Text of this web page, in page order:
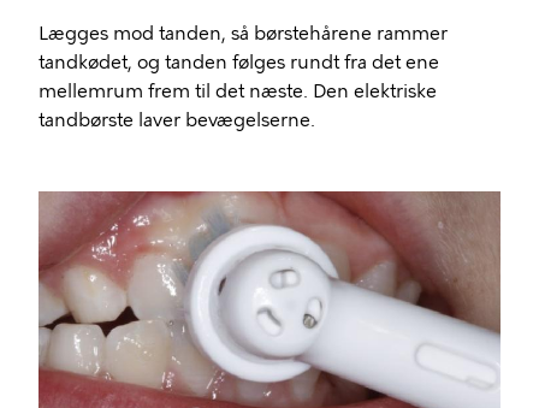
Lægges mod tanden, så børstehårene rammer
tandkødet, og tanden følges rundt fra det ene
mellemrum frem til det næste. Den elektriske
tandbørste laver bevægelserne.
Billede